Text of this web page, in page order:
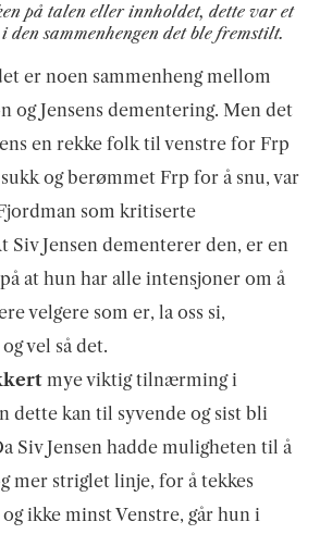
på talen eller innholdet, dette var et
den sammenhengen det ble fremstilt.
er noen sammenheng mellom
og Jensens dementering. Men det
en rekke folk til venstre for Frp
og berømmet Frp for å snu, var
som kritiserte
Siv Jensen dementerer den, er en
at hun har alle intensjoner om å
velgere som er, la oss si,
vel så det.
mye viktig tilnærming i
dette kan til syvende og sist bli
Siv Jensen hadde muligheten til å
mer striglet linje, for å tekkes
ikke minst Venstre, går hun i